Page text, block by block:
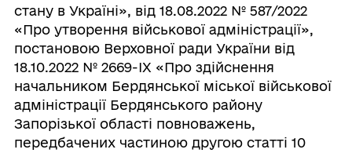
стану в Україні», від 18.08.2022 № 587/2022
«Про утворення військової адміністрації»,
постановою Верховної ради України від
18.10.2022 № 2669-ІХ «Про здійснення
начальником Бердянської міської військової
адміністрації Бердянського району
Запорізької області повноважень,
передбачених частиною другою статті 10